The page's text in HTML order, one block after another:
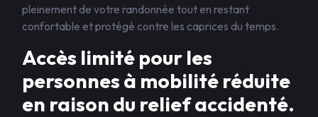
pleinement de votre randonnée tout en restant
confortable et protégé contre les caprices du temps.
Accès limité pour les
personnes à mobilité réduite
en raison du relief accidenté.